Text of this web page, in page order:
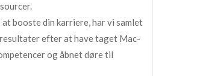
booste din karriere, har vi samlet
efter at have taget Mac-
og åbnet døre til